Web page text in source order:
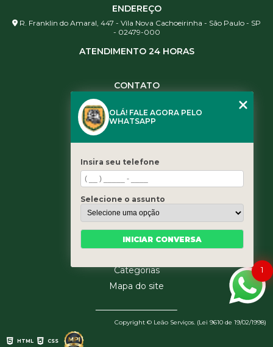
ENDEREÇO
R. Franklin do Amaral, 447 - Vila Nova Cachoeirinha - São Paulo - SP
- 02479-000
ATENDIMENTO 24 HORAS
CONTATO
(11) 3461-5871
contato@leaoservicos.com.br
Home
Quem somos
Serviços
Blog
Categorias
Mapa do site
Copyright © Leão Serviços. (Lei 9610 de 19/02/1998)
HTML CSS
1
OLÁ! FALE AGORA PELO
WHATSAPP
Insira seu telefone
Selecione o assunto
INICIAR CONVERSA